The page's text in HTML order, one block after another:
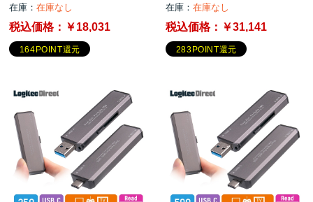
在庫：在庫なし
税込価格： ￥18,031
164POINT還元
在庫：在庫なし
税込価格： ￥31,141
283POINT還元